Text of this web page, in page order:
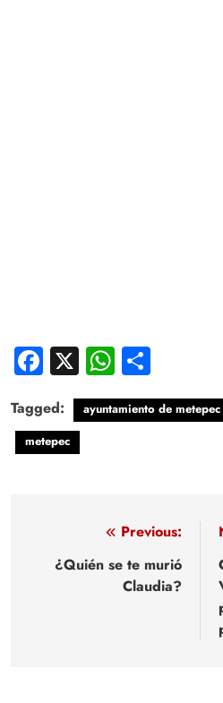
Facebook
X
Tagged: ayuntamiento de metepec
metepec
NavegaciónPrevious:
¿Quién se te murió
Claudia?